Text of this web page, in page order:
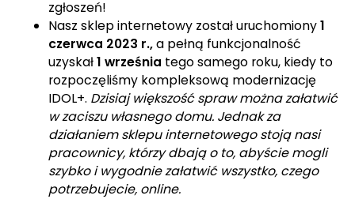
zgłoszeń!
Nasz sklep internetowy został uruchomiony1
czerwca 2023 r.,a pełną funkcjonalność
uzyskał1 września tego samego roku, kiedy to
rozpoczęliśmy kompleksową modernizację
IDOL+. Dzisiaj większość spraw można załatwić
w zaciszu własnego domu. Jednak za
działaniem sklepu internetowego stoją nasi
pracownicy, którzy dbają o to, abyście mogli
szybko i wygodnie załatwić wszystko, czego
potrzebujecie, online.